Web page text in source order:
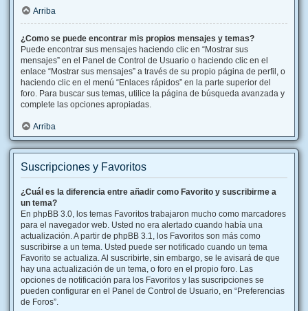
Arriba
¿Como se puede encontrar mis propios mensajes y temas?
Puede encontrar sus mensajes haciendo clic en “Mostrar sus
mensajes” en el Panel de Control de Usuario o haciendo clic en el
enlace “Mostrar sus mensajes” a través de su propio página de perfil, o
haciendo clic en el menú “Enlaces rápidos” en la parte superior del
foro. Para buscar sus temas, utilice la página de búsqueda avanzada y
complete las opciones apropiadas.
Arriba
Suscripciones y Favoritos
¿Cuál es la diferencia entre añadir como Favorito y suscribirme a
un tema?
En phpBB 3.0, los temas Favoritos trabajaron mucho como marcadores
para el navegador web. Usted no era alertado cuando había una
actualización. A partir de phpBB 3.1, los Favoritos son más como
suscribirse a un tema. Usted puede ser notificado cuando un tema
Favorito se actualiza. Al suscribirte, sin embargo, se le avisará de que
hay una actualización de un tema, o foro en el propio foro. Las
opciones de notificación para los Favoritos y las suscripciones se
pueden configurar en el Panel de Control de Usuario, en “Preferencias
de Foros”.